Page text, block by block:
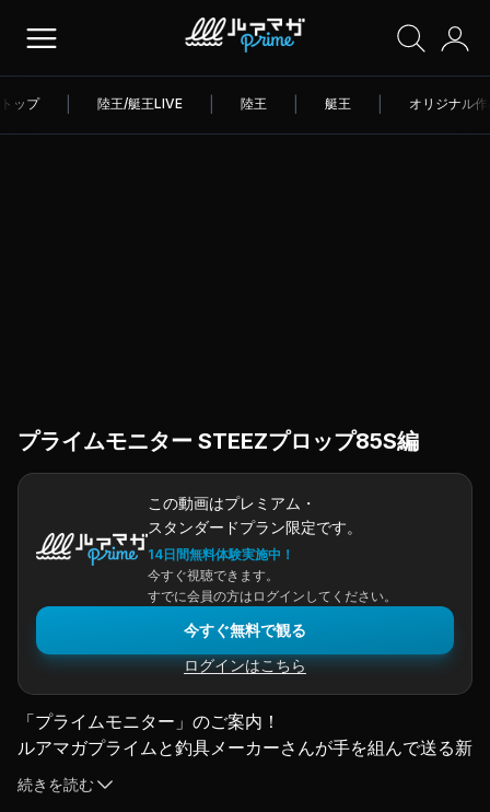
トップ 陸王/艇王LIVE 陸王 艇王 オリジナル
プライムモニター STEEZプロップ85S編
この動画はプレミアム・
スタンダードプラン限定です。
14日間無料体験実施中！
今すぐ視聴できます。
すでに会員の方はログインしてください。
今すぐ無料で観る
ログインはこちら
「プライムモニター」のご案内！
ルアマガプライムと釣具メーカーさんが手を組んで送る新
企画！
不定期でメーカーさんイチオシをプライム会員様の中から
続きを読む